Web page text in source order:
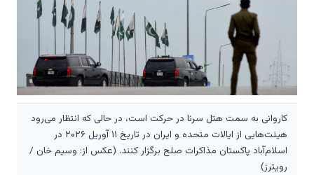
کاروانی به سمت هتل سرنا در حرکت است، در حالی که انتظار می‌رود
هیئت‌هایی از ایالات متحده و ایران در تاریخ ۱۱ آوریل ۲۰۲۶ در
اسلام‌آباد پاکستان مذاکرات صلح برگزار کنند. (عکس از: وسیم خان /
رویترز)